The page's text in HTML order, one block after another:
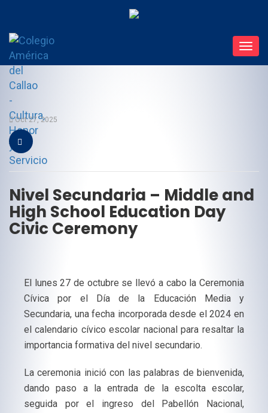
Oct 27, 2025
Nivel Secundaria – Middle and
High School Education Day
Civic Ceremony
El lunes 27 de octubre se llevó a cabo la Ceremonia
Cívica por el Día de la Educación Media y
Secundaria, una fecha incorporada desde el 2024 en
el calendario cívico escolar nacional para resaltar la
importancia formativa del nivel secundario.
La ceremonia inició con las palabras de bienvenida,
dando paso a la entrada de la escolta escolar,
seguida por el ingreso del Pabellón Nacional,